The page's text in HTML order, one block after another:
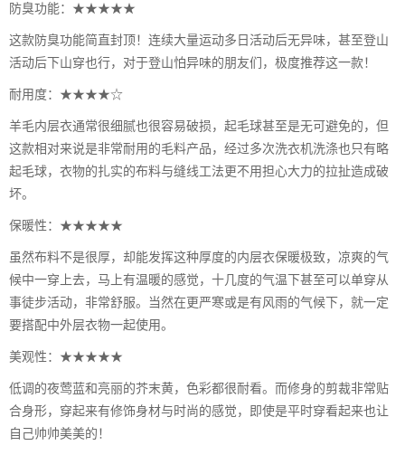
防臭功能：★★★★★
这款防臭功能简直封顶！连续大量运动多日活动后无异味，甚至登山
活动后下山穿也行，对于登山怕异味的朋友们，极度推荐这一款！
耐用度：★★★★☆
羊毛内层衣通常很细腻也很容易破损，起毛球甚至是无可避免的，但
这款相对来说是非常耐用的毛料产品，经过多次洗衣机洗涤也只有略
起毛球，衣物的扎实的布料与缝线工法更不用担心大力的拉扯造成破
坏。
保暖性：★★★★★
虽然布料不是很厚，却能发挥这种厚度的内层衣保暖极致，凉爽的气
候中一穿上去，马上有温暖的感觉，十几度的气温下甚至可以单穿从
事徒步活动，非常舒服。当然在更严寒或是有风雨的气候下，就一定
要搭配中外层衣物一起使用。
美观性：★★★★★
低调的夜莺蓝和亮丽的芥末黄，色彩都很耐看。而修身的剪裁非常贴
合身形，穿起来有修饰身材与时尚的感觉，即使是平时穿看起来也让
自己帅帅美美的！